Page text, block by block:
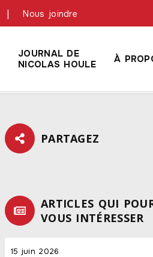
Nous joindre
JOURNAL DE
NICOLAS HOULE
À
PARTAGEZ
ARTICLES QUI
VOUS INTÉRESSER
15 juin 2026